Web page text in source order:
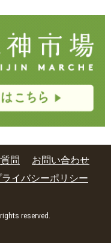
問
お問い合わせ
ライバシーポリシー
reserved.